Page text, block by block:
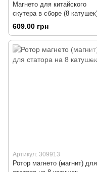
Магнето для китайского
скутера в сборе (8
609.00 грн
Артикул: 309913
Ротор магнето (магнит) для